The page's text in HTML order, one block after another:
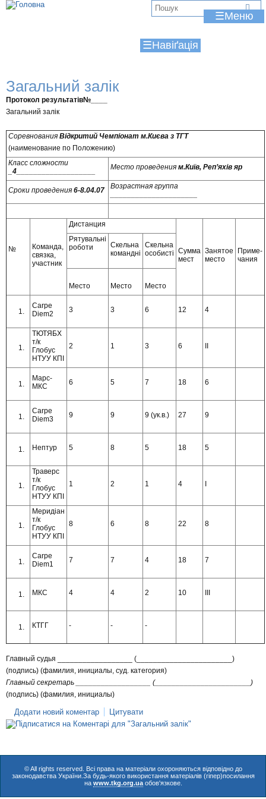
Jump to navigation
☰
☰
Загальний залік
Протокол результатів№____
Загальний залік
Соревнования Відкритий Чемпіонат м.Києва з ТГТ
(наименование по Положению)
Класс сложности
4___________________ Место проведения м.Київ, Реп’яхів яр
Сроки проведения 6-8.04.07
Возрастная группа
№
Команда,
связка,
участник
Дистанция
Сумма
мест
Занятое
место
Приме-
чания
Рятувальні
роботи
Скельна
командні
Скельна
особисті
Место Место Место
Carpe
Diem2
3 3 6 12 4
ТЮТЯБХ
т/к
Глобус
НТУУ КПІ
2 1 3 6 ІІ
Марс-
МКС
6 5 7 18 6
Carpe
Diem3
9 9 9 (ук.в.) 27 9
Нептур 5 8 5 18 5
Траверс
т/к
Глобус
НТУУ КПІ
1 2 1 4 І
Меридіан
т/к
Глобус
НТУУ КПІ
8 6 8 22 8
Carpe
Diem1
7 7 4 18 7
МКС 4 4 2 10 ІІІ
КТГГ - - -
Главный судья __________________ (_______________________)
(подпись) (фамилия, инициалы, суд. категория)
Главный секретарь __________________ (_______________________)
(подпись) (фамилия, инициалы)
Додати новий коментар Цитувати
© All rights reserved. Всі права на матеріали охороняються відповідно до
законодавства України.За будь-якого використання матеріалів (гіпер)посилання
на www.tkg.org.uaобов'язкове.